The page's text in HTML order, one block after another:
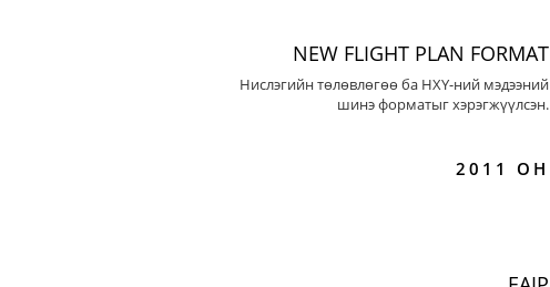
NEW FLIGHT PLAN FORMAT
Нислэгийн төлөвлөгөө ба НХҮ-ний мэдээний
шинэ форматыг хэрэгжүүлсэн.
2011 ОН